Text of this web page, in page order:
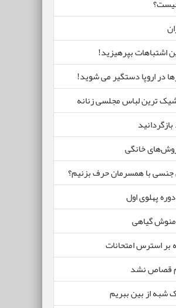
اشتباهات بپرهیزید!
در اروپا دستگیر می شوید!
ترین لباس مجلسی زنانه
خانگی
با همسرمان حرف بزنیم؟
پهلوی اول
گیاهی
بر استرس امتحانات
قصاص نشد
از بین ببریم